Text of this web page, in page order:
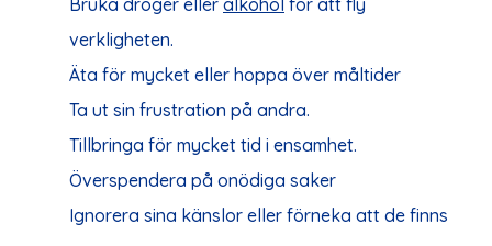
verkligheten.
Äta för mycket eller hoppa över måltider
Ta ut sin frustration på andra.
Tillbringa för mycket tid i ensamhet.
Överspendera på onödiga saker
Ignorera sina känslor eller förneka att de finns